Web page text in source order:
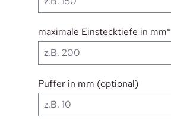
maximale Einstecktiefe in mm*
Puffer in mm (optional)